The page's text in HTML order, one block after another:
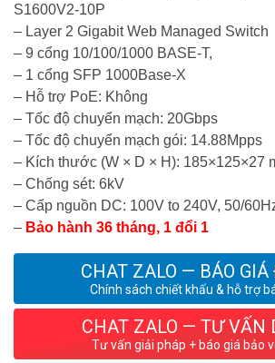
S1600V2-10P
– Layer 2 Gigabit Web Managed Switch
– 9 cổng 10/100/1000 BASE-T,
– 1 cổng SFP 1000Base-X
– Hỗ trợ PoE: Không
– Tốc độ chuyển mạch: 20Gbps
– Tốc độ chuyển mạch gói: 14.88Mpps
– Kích thước (W × D × H): 185×125×27
– Chống sét: 6kV
– Cấp nguồn DC: 100V to 240V, 50/
– Bảo hành 36 tháng, 1 đổi 1
CHAT ZALO — BÁO GIÁ
Chính sách chiết khấu & hỗ trợ
CHAT ZALO — TƯ VẤN
Tư vấn giải pháp + báo giá bảo